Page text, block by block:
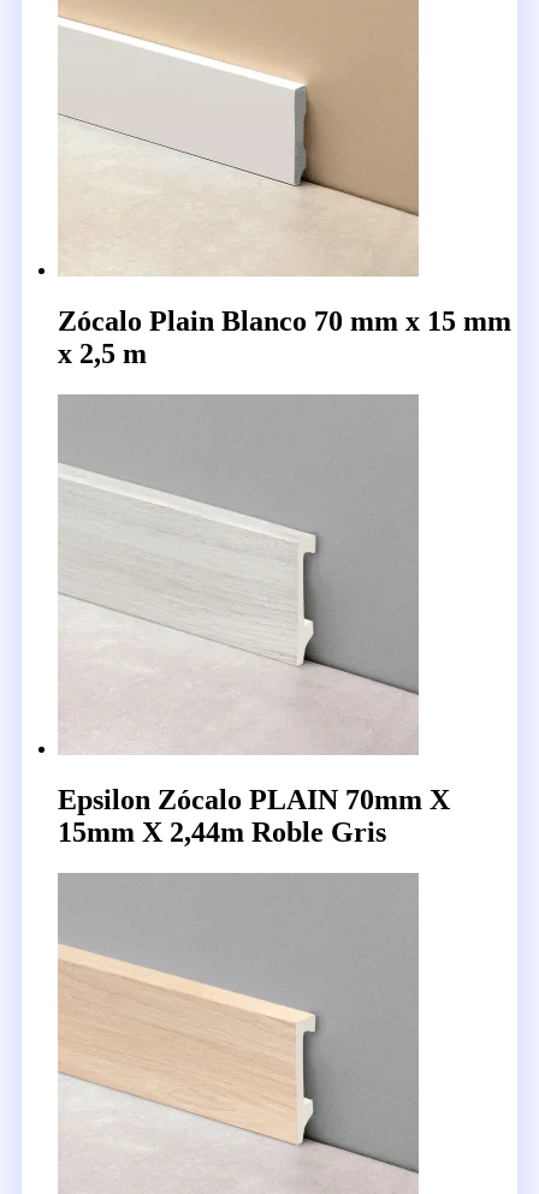
Zócalo Plain Blanco 70 mm x 15 mm
x 2,5 m
Epsilon Zócalo PLAIN 70mm X
15mm X 2,44m Roble Gris